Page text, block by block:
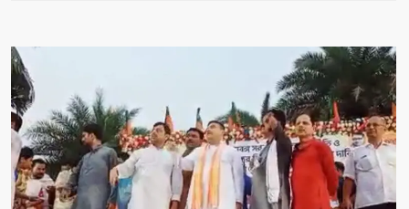
হবে!”
পিড়াকাটা
থেকে
হুঁশিয়ারি
শুভেন্দু